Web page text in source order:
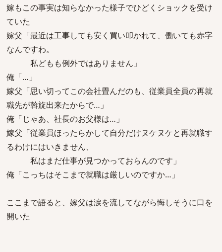
嫁もこの事実は知らなかった様子でひどくショックを受け
ていた
嫁父「最近は工事しても安く買い叩かれて、働いても赤字
なんですわ。
私どもも例外ではありません」
俺「…」
嫁父「思い切ってこの会社畳んだのも、従業員全員の再就
職先が斡旋出来たからで…」
俺「じゃあ、社長のお父様は…」
嫁父「従業員ほったらかして自分だけヌケヌケと再就職す
るわけにはいきません、
私はまだ仕事が見つかっておらんのです」
俺「こっちはそこまで就職は厳しいのですか…」
ここまで語ると、嫁父は涙を流してながら悔しそうに口を
開いた